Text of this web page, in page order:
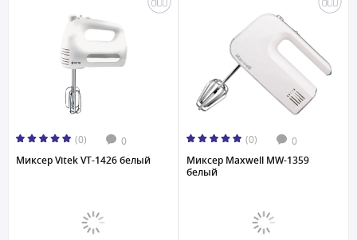
(0) 0
Миксер Vitek VT-1426 белый
(0) 0
Миксер Maxwell MW-1359
белый